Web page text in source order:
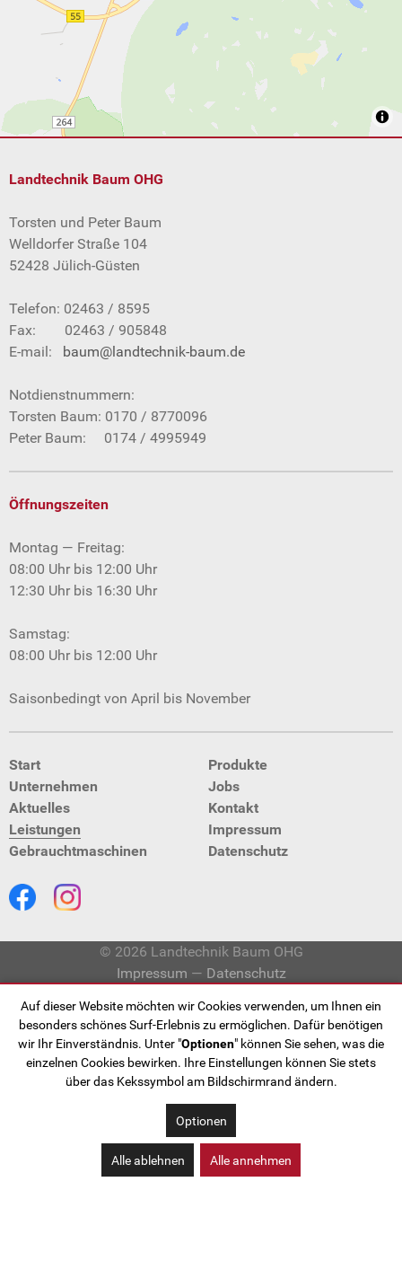
Landtechnik Baum OHG
Torsten und Peter Baum
Welldorfer Straße 104
52428 Jülich-Güsten
Telefon: 02463 / 8595
Fax: 02463 / 905848
E-mail: baum@landtechnik-baum.de
Notdienstnummern:
Torsten Baum: 0170 / 8770096
Peter Baum: 0174 / 4995949
Öffnungszeiten
Montag — Freitag:
08:00 Uhr bis 12:00 Uhr
12:30 Uhr bis 16:30 Uhr
Samstag:
08:00 Uhr bis 12:00 Uhr
Saisonbedingt von April bis November
Start
Unternehmen
Aktuelles
Leistungen
Gebraucht­maschinen
Produkte
Jobs
Kontakt
Impressum
Datenschutz
© 2026 Landtechnik Baum OHG
Impressum — Datenschutz
Auf dieser Website möchten wir Cookies verwenden, um Ihnen ein
besonders schönes Surf-Erlebnis zu ermöglichen. Dafür benötigen
wir Ihr Einverständnis. Unter "Optionen" können Sie sehen, was die
einzelnen Cookies bewirken. Ihre Einstellungen können Sie stets
über das Kekssymbol am Bildschirmrand ändern.
Optionen
Alle ablehnen Alle annehmen